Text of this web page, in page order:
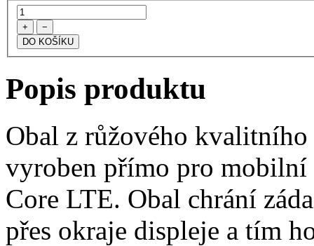
+ −
Popis produktu
Obal z růžového
vyroben přímo pro mobilní
Core LTE. Obal chrání
přes okraje displeje a tím